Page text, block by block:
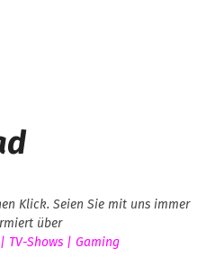
Klick. Seien Sie mit uns immer
über
TV-Shows | Gaming